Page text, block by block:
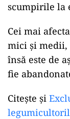
scumpirile la
Cei mai
mici și medii,
însă este de
fie
Citește și